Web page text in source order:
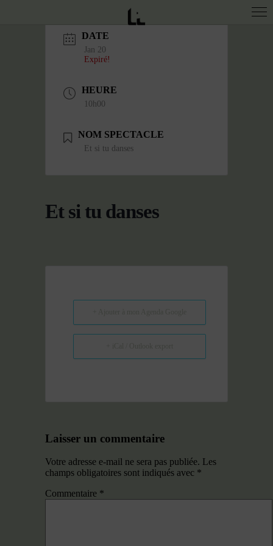
DATE
Jan 20
Expiré!
HEURE
10h00
NOM SPECTACLE
Et si tu danses
Et si tu danses
Laisser un commentaire
Votre adresse e-mail ne sera pas publiée. Les
champs obligatoires sont indiqués avec *
Commentaire *